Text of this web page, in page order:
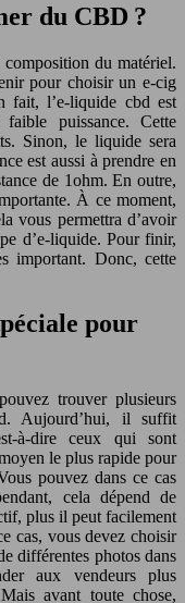
du CBD ?
du matériel.
pour choisir un e-cig
fait, l’e-liquide cbd est
puissance. Cette
Sinon, le liquide sera
est aussi à prendre en
de 1ohm. En outre,
À ce moment,
vous permettra d’avoir
d’e-liquide. Pour finir,
important. Donc, cette
pour
trouver plusieurs
Aujourd’hui, il suffit
à-dire ceux qui sont
le plus rapide pour
pouvez dans ce cas
cela dépend de
plus il peut facilement
cas, vous devez choisir
différentes photos dans
aux vendeurs plus
avant toute chose,